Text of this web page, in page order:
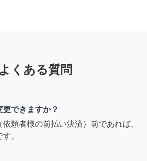
よくある質問
できますか？
頼者様の前払い決済）前であれば、
。